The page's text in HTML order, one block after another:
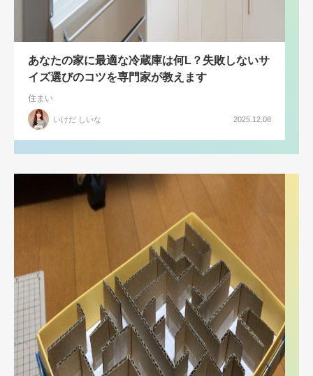
あなたの家に最適な冷蔵庫は何L？失敗しないサ
イズ選びのコツを専門家が教えます
住まい
いけだ しいな 2025.12.08